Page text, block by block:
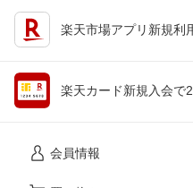
楽天市場アプリ新規利
楽天カード新規入会で
会員情報